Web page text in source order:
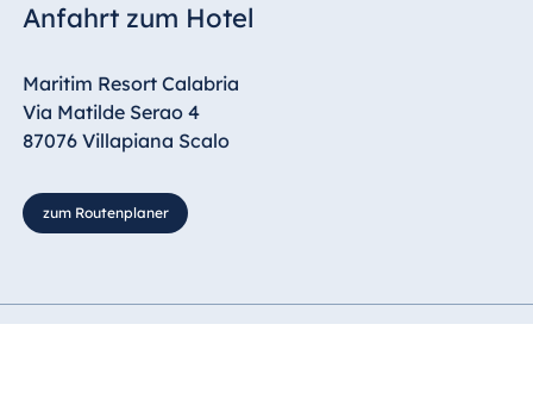
Garden
Conference
Center Taicang
Italien
Anfahrt zum Hotel
Maritim Resort Calabria
Via Matilde Serao 4
87076 Villapiana Scalo
zum Routenplaner